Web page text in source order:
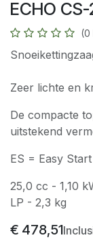
ECHO CS-
(0
Zeer lichte en
De compacte
uitstekend
ES = Easy
25,0 cc - 1,10
LP - 2,3 kg
€ 478,51